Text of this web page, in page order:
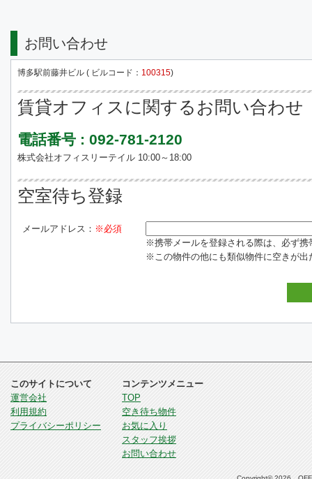
お問い合わせ
博多駅前藤井ビル ( ビルコード： 100315)
賃貸オフィスに関するお問い合わせ
電話番号 : 092-781-2120
株式会社オフィスリーテイル 10:00～18:00
空室待ち登録
メールアドレス： ※必須
※携帯メールを登録される際は、必ず
※この物件の他にも類似物件に空きが
このサイトについて
運営会社
利用規約
プライバシーポリシー
コンテンツメニュー
TOP
空き待ち物件
お気に入り
スタッフ挨拶
お問い合わせ